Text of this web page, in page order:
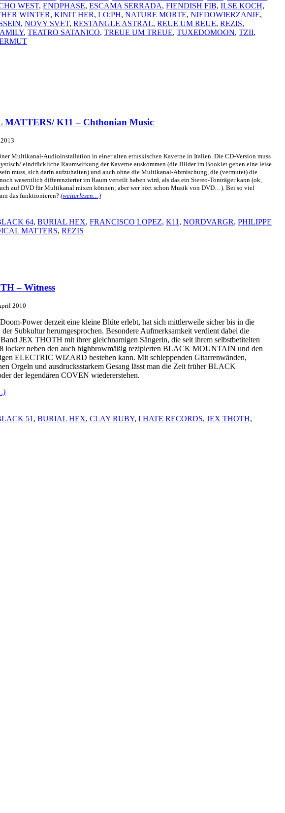
WEST, ENDPHASE, ESCAMA SERRADA, FIENDISH FIB, ILSE KOCH,
WINTER, KINIT HER, LO:PH, NATURE MORTE, NIEDOWIERZANIE,
, NOVY SVET, RESTANGLE ASTRAL, REUE UM REUE, REZIS,
, TEATRO SATANICO, TREUE UM TREUE, TUXEDOMOON, TZII,
MATTERS/ K11 – Chthonian Music
Multikanal-Audioinstallation in einer alten etruskischen Kaverne in Italien. Die CD-Version muss
eindrückliche Raumwirkung der Kaverne auskommen (die Bilder im Booklet geben eine leise
muss, sich darin aufzuhalten) und auch ohne die Multikanal-Abmischung, die (vermutet) die
wesentlich differenzierter im Raum verteilt haben wird, als das ein Stereo-Tonträger kann (ok,
auf DVD für Multikanal mixen können; aber wer hört schon Musik von DVD…). Bei so viel
das funktionieren?(weiterlesen…)
64, BURIAL HEX, FRANCISCO LOPEZ, K11 , NORDVARGR, PHILIPPE
MATTERS, REZIS
– Witness
2010
Power derzeit eine kleine Blüte erlebt, hat sich mittlerweile sicher bis in die
der Subkultur herumgesprochen. Besondere Aufmerksamkeit verdient dabei die
JEX THOTH mit ihrer gleichnamigen Sängerin, die seit ihrem selbstbetitelten
locker neben den auch highbrowmäßig rezipierten BLACK MOUNTAIN und den
ELECTRIC WIZARD bestehen kann. Mit schleppenden Gitarrenwänden,
Orgeln und ausdrucksstarkem Gesang lässt man die Zeit früher BLACK
der legendären COVEN wiedererstehen.
51 , BURIAL HEX, CLAY RUBY, I HATE RECORDS, JEX THOTH,